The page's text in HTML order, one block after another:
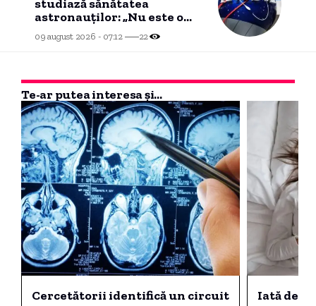
studiază sănătatea
astronauților: „Nu este o
știință complicată”
09 august 2026 - 07:12 22
Te-ar putea interesa și...
Cercetătorii identifică un circuit
Iată de